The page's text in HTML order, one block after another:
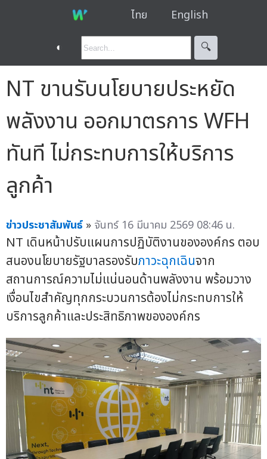
ไทย English
◐ 🔍︎
NT ขานรับนโยบายประหยัด
พลังงาน ออกมาตรการ WFH
ทันที ไม่กระทบการให้บริการ
ลูกค้า
ข่าวประชาสัมพันธ์ » จันทร์ 16 มีนาคม 2569 08:46 น.
NT เดินหน้าปรับแผนการปฏิบัติงานขององค์กร ตอบ
สนองนโยบายรัฐบาลรองรับภาวะฉุกเฉินจาก
สถานการณ์ความไม่แน่นอนด้านพลังงาน พร้อมวาง
เงื่อนไขสำคัญทุกกระบวนการต้องไม่กระทบการให้
บริการลูกค้าและประสิทธิภาพขององค์กร